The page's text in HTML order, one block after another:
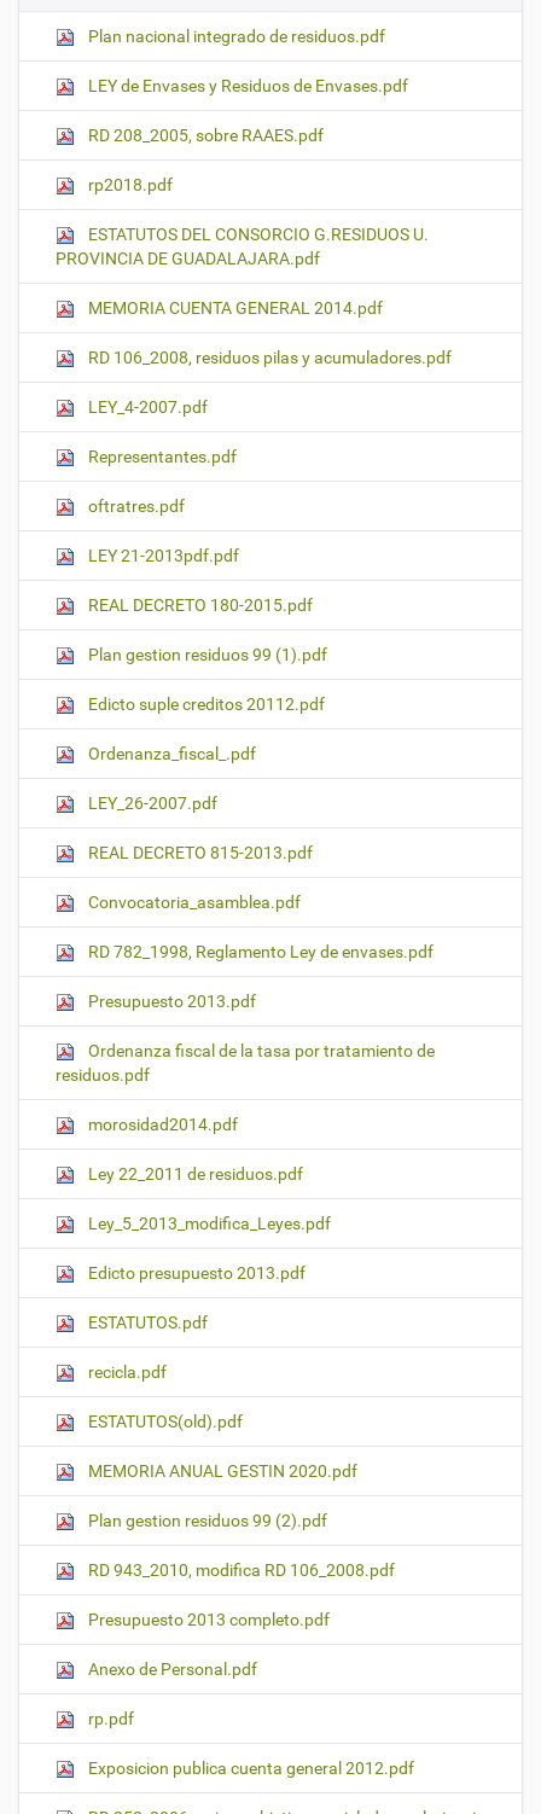
Plan nacional integrado de residuos.pdf
LEY de Envases y Residuos de Envases.pdf
RD 208_2005, sobre RAAES.pdf
rp2018.pdf
ESTATUTOS DEL CONSORCIO G.RESIDUOS U.
PROVINCIA DE GUADALAJARA.pdf
MEMORIA CUENTA GENERAL 2014.pdf
RD 106_2008, residuos pilas y acumuladores.pdf
LEY_4-2007.pdf
Representantes.pdf
oftratres.pdf
LEY 21-2013pdf.pdf
REAL DECRETO 180-2015.pdf
Plan gestion residuos 99 (1).pdf
Edicto suple creditos 20112.pdf
Ordenanza_fiscal_.pdf
LEY_26-2007.pdf
REAL DECRETO 815-2013.pdf
Convocatoria_asamblea.pdf
RD 782_1998, Reglamento Ley de envases.pdf
Presupuesto 2013.pdf
Ordenanza fiscal de la tasa por tratamiento de
residuos.pdf
morosidad2014.pdf
Ley 22_2011 de residuos.pdf
Ley_5_2013_modifica_Leyes.pdf
Edicto presupuesto 2013.pdf
ESTATUTOS.pdf
recicla.pdf
ESTATUTOS(old).pdf
MEMORIA ANUAL GESTIN 2020.pdf
Plan gestion residuos 99 (2).pdf
RD 943_2010, modifica RD 106_2008.pdf
Presupuesto 2013 completo.pdf
Anexo de Personal.pdf
rp.pdf
Exposicion publica cuenta general 2012.pdf